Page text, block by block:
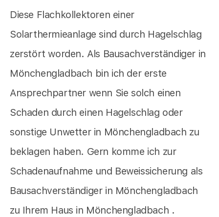
Diese Flachkollektoren einer
Solarthermieanlage sind durch Hagelschlag
zerstört worden. Als Bausachverständiger in
Mönchengladbach bin ich der erste
Ansprechpartner wenn Sie solch einen
Schaden durch einen Hagelschlag oder
sonstige Unwetter in Mönchengladbach zu
beklagen haben. Gern komme ich zur
Schadenaufnahme und Beweissicherung als
Bausachverständiger in Mönchengladbach
zu Ihrem Haus in Mönchengladbach .